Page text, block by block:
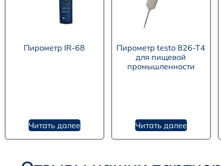
Пирометр IR-68
Читать далее
Пирометр testo 826-T4
для пищевой
промышленности
Читать далее